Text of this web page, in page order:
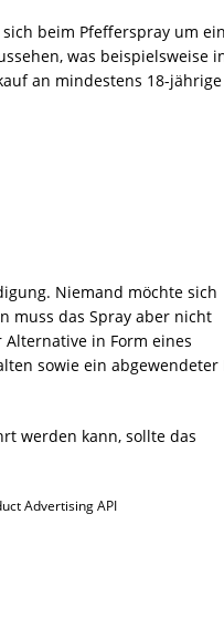
beim Pfefferspray um ein
was beispielsweise
an mindestens 18-jährige
Niemand möchte sich
muss das Spray aber nicht
in Form eines
sowie ein abgewendeter
werden kann, sollte das
Advertising API